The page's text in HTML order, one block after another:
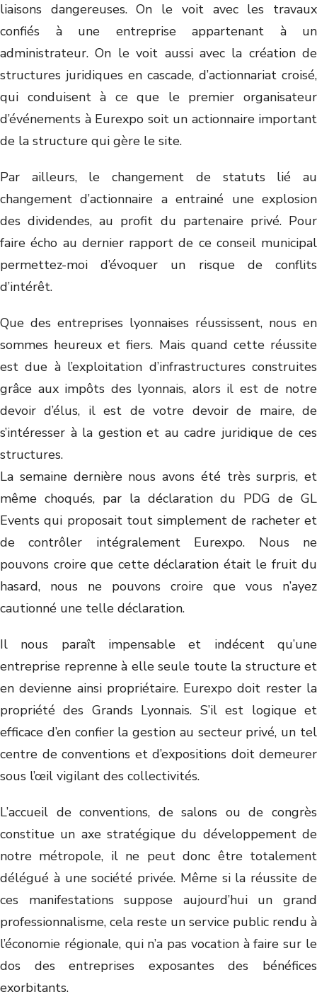
liaisons dangereuses. On le voit avec les travaux
confiés à une entreprise appartenant à un
administrateur. On le voit aussi avec la création de
structures juridiques en cascade, d’actionnariat croisé,
qui conduisent à ce que le premier organisateur
d’événements à Eurexpo soit un actionnaire important
de la structure qui gère le site.
Par ailleurs, le changement de statuts lié au
changement d’actionnaire a entrainé une explosion
des dividendes, au profit du partenaire privé. Pour
faire écho au dernier rapport de ce conseil municipal
permettez-moi d’évoquer un risque de conflits
d’intérêt.
Que des entreprises lyonnaises réussissent, nous en
sommes heureux et fiers. Mais quand cette réussite
est due à l’exploitation d’infrastructures construites
grâce aux impôts des lyonnais, alors il est de notre
devoir d’élus, il est de votre devoir de maire, de
s’intéresser à la gestion et au cadre juridique de ces
structures.
La semaine dernière nous avons été très surpris, et
même choqués, par la déclaration du PDG de GL
Events qui proposait tout simplement de racheter et
de contrôler intégralement Eurexpo. Nous ne
pouvons croire que cette déclaration était le fruit du
hasard, nous ne pouvons croire que vous n’ayez
cautionné une telle déclaration.
Il nous paraît impensable et indécent qu’une
entreprise reprenne à elle seule toute la structure et
en devienne ainsi propriétaire. Eurexpo doit rester la
propriété des Grands Lyonnais. S’il est logique et
efficace d’en confier la gestion au secteur privé, un tel
centre de conventions et d’expositions doit demeurer
sous l’œil vigilant des collectivités.
L’accueil de conventions, de salons ou de congrès
constitue un axe stratégique du développement de
notre métropole, il ne peut donc être totalement
délégué à une société privée. Même si la réussite de
ces manifestations suppose aujourd’hui un grand
professionnalisme, cela reste un service public rendu à
l’économie régionale, qui n’a pas vocation à faire sur le
dos des entreprises exposantes des bénéfices
exorbitants.